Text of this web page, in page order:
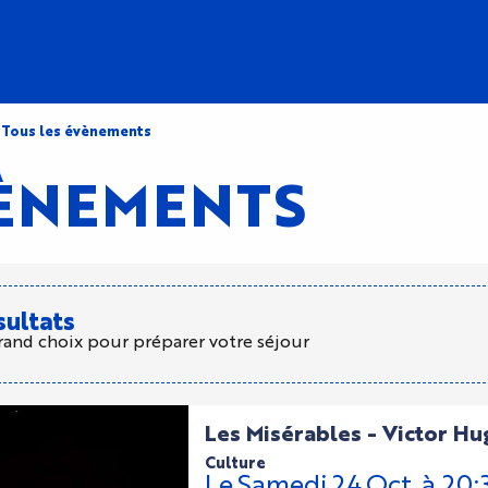
Tous les évènements
choix pour préparer votre séjour
Les Misérables - Victor
culture